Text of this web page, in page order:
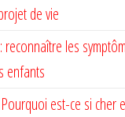
de vie
les
enfants
est-ce si cher